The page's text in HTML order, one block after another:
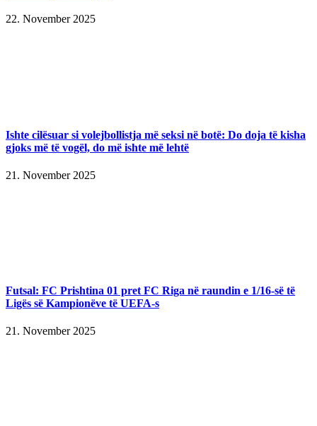
22. November 2025
Ishte cilësuar si volejbollistja më seksi në botë: Do doja të kisha
gjoks më të vogël, do më ishte më lehtë
21. November 2025
Futsal: FC Prishtina 01 pret FC Riga në raundin e 1/16-së të
Ligës së Kampionëve të UEFA-s
21. November 2025